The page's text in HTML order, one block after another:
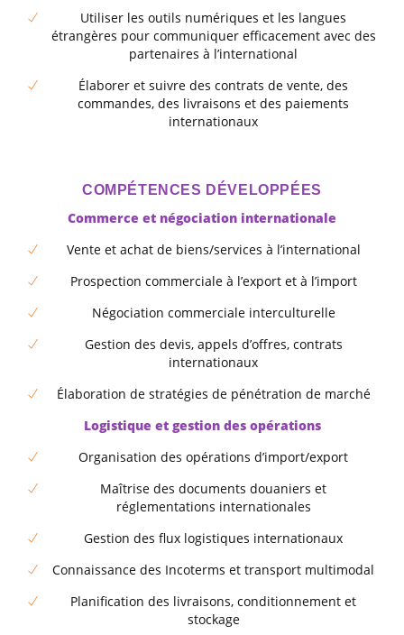
Utiliser les outils numériques et les langues
étrangères pour communiquer efficacement avec des
partenaires à l’international
Élaborer et suivre des contrats de vente, des
commandes, des livraisons et des paiements
internationaux
COMPÉTENCES DÉVELOPPÉES
Commerce et négociation internationale
Vente et achat de biens/services à l’international
Prospection commerciale à l’export et à l’import
Négociation commerciale interculturelle
Gestion des devis, appels d’offres, contrats
internationaux
Élaboration de stratégies de pénétration de marché
Logistique et gestion des opérations
Organisation des opérations d’import/export
Maîtrise des documents douaniers et
réglementations internationales
Gestion des flux logistiques internationaux
Connaissance des Incoterms et transport multimodal
Planification des livraisons, conditionnement et
stockage